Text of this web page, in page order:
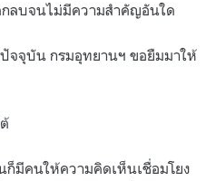
กลบจนไม่มีความสำคัญอันใด
จจุบัน กรมอุทยานฯ ขอยืมมาให้
มีคนให้ความคิดเห็นเชื่อมโยง